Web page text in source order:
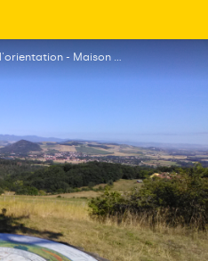
Vue depuis la table d'orientation - Maison du Tourisme